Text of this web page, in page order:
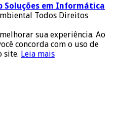
Soluções em Informática
Todos Direitos
sua experiência. Ao
concorda com o uso de
site. Leia mais